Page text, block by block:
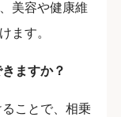
美容や健康維
ます。
ますか？
ことで、相乗